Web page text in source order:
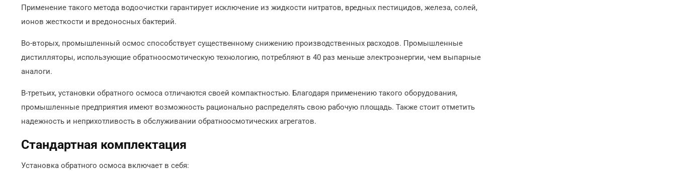
Применение такого метода водоочистки гарантирует исключение из жидкости нитратов, вредных пестицидов, железа, солей,
ионов жесткости и вредоносных бактерий.
Во-вторых, промышленный осмос способствует существенному снижению производственных расходов. Промышленные
дистилляторы, использующие обратноосмотическую технологию, потребляют в 40 раз меньше электроэнергии, чем выпарные
аналоги.
В-третьих, установки обратного осмоса отличаются своей компактностью. Благодаря применению такого оборудования,
промышленные предприятия имеют возможность рационально распределять свою рабочую площадь. Также стоит отметить
надежность и неприхотливость в обслуживании обратноосмотических агрегатов.
Стандартная комплектация
Установка обратного осмоса включает в себя: